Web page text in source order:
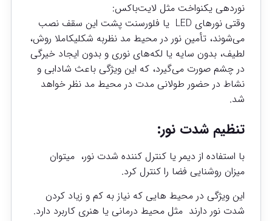
نوردهی یکنواخت مثل لایت‌باکس:
وقتی نورهای LED یا فلورسنت پشت این سقف نصب
می‌شوند، تأمین نور در محیط مد نظربه شکلیکاملا روش،
لطیف، بدون سایه یا لکه‌های نوری و بدون ایجاد خیرگی
در چشم صورت می‌گیرد، که این ویژگی باعث شادابی و
نشاط در حضور طولانی مدت در محیط مد نظر خواهد
شد.
تنظیم شدت نور:
با استفاده از دیمر یا کنترل‌ کننده شدت نور، میتوان
میزان روشنایی فضا را کنترل کرد.
این ویژگی در محیط هایی که نیاز به کم و زیاد کردن
شدت نور دارند مثل محیط درمانی یا هنری کاربرد دارد.